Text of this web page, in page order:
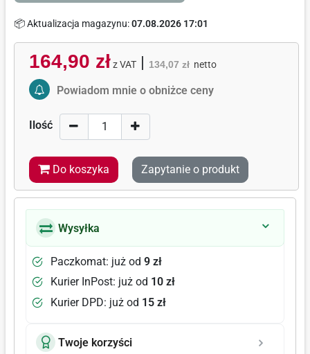
📦 Aktualizacja magazynu:07.08.2026 17:01
164,90 zł z VAT| 134,07 zł netto
Activate Price Alert
Powiadom mnie o obniżce ceny
Ilość
Do koszyka Zapytanie o produkt
Wysyłka
Paczkomat: już od 9 zł
Kurier InPost: już od 10 zł
Kurier DPD: już od 15 zł
Twoje korzyści